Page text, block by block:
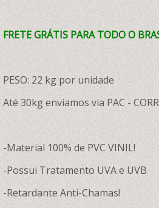
FRETE GRÁTIS PARA TODO O
PESO: 22 kg por unidade
Até 30kg enviamos via PAC -
-Material 100% de PVC VINIL!
-Possui Tratamento UVA e UVB
-Retardante Anti-Chamas!